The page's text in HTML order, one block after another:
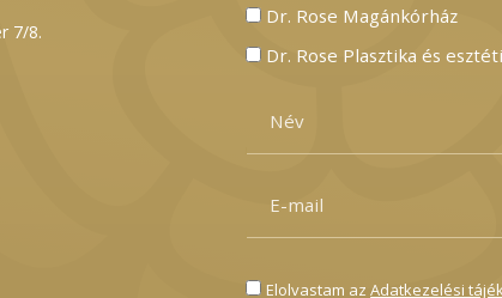
7/8.
Dr. Rose Magánkórház
Dr. Rose Plasztika és
Elolvastam azAdatkezelési